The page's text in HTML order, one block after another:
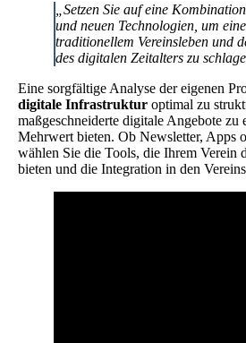
„Setzen Sie auf eine
und neuen Technologien, um
traditionellem Vereinsleben und
des digitalen Zeitalters zu
Eine sorgfältige Analyse der eigenen
digitale Infrastruktur optimal zu
maßgeschneiderte digitale Angebote zu
Mehrwert bieten. Ob Newsletter, Apps
wählen Sie die Tools, die Ihrem Verein
bieten und die Integration in den